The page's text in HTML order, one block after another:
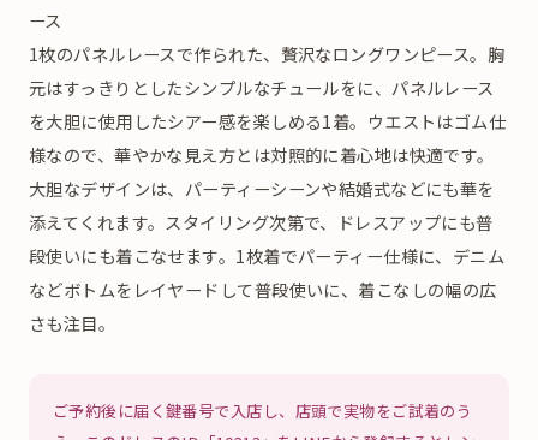
ース
1枚のパネルレースで作られた、贅沢なロングワンピース。胸
元はすっきりとしたシンプルなチュールをに、パネルレース
を大胆に使用したシアー感を楽しめる1着。ウエストはゴム仕
様なので、華やかな見え方とは対照的に着心地は快適です。
大胆なデザインは、パーティーシーンや結婚式などにも華を
添えてくれます。スタイリング次第で、ドレスアップにも普
段使いにも着こなせます。1枚着でパーティー仕様に、デニム
などボトムをレイヤードして普段使いに、着こなしの幅の広
さも注目。
ご予約後に届く鍵番号で入店し、店頭で実物をご試着のう